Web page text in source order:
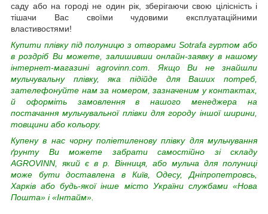
саду або на городі не один рік, зберігаючи свою цілісність і
тішачи Вас своїми чудовими експлуатаційними
властивостями!
Купити плівку під полуницю з отворами Sotrafa гуртом або
в роздріб Ви можете, залишивши онлайн-заявку в нашому
інтернет-магазині agrovinn.com. Якщо Ви не знайшли
мульчувальну плівку, яка підійде для Ваших потреб,
зателефонуйте нам за номером, зазначеним у контактах,
й оформіть замовлення в нашого менеджера на
постачання мульчувальної плівки для городу іншої ширини,
товщини або кольору.
Купену в нас чорну поліетиленову плівку для мульчування
ґрунту Ви можете забрати самостійно зі складу
AGROVINN, який є в р. Вінниця, або мульча для полуниці
може бути доставлена в Київ, Одесу, Дніпропетровсь,
Харків або будь-якої інше місто України службами «Нова
Пошта» і «Інтайм».